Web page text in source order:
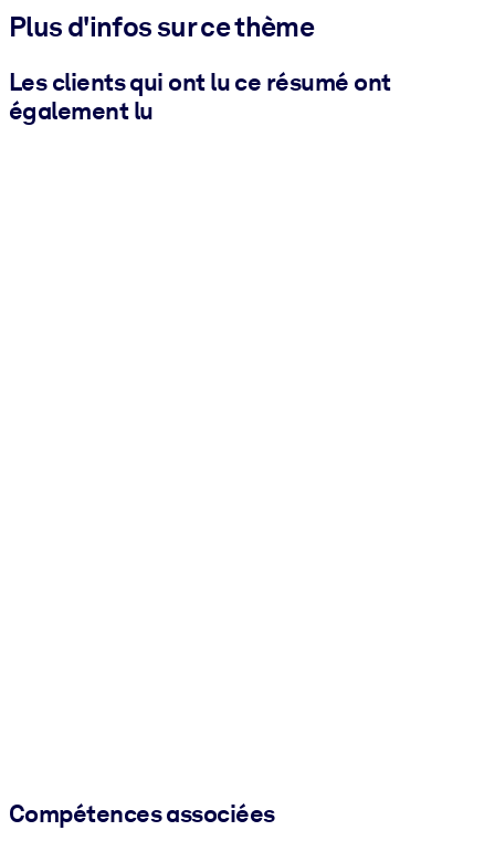
Plus d'infos sur ce thème
Les clients qui ont lu ce résumé ont
également lu
Compétences associées